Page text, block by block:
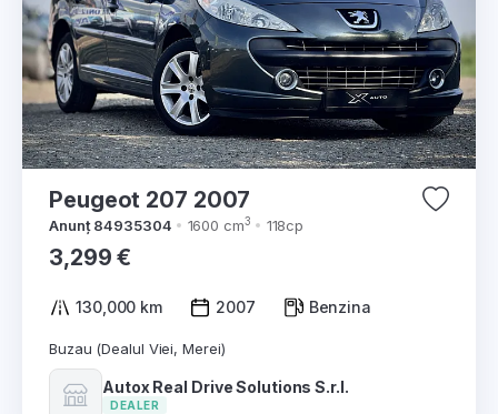
Peugeot 207 2007
Anunț 84935304 1600 cm3 118cp
3,299 €
130,000 km 2007 Benzina
Buzau (Dealul Viei, Merei)
Autox Real Drive Solutions S.r.l.
DEALER